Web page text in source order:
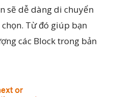
sẽ dễ dàng di chuyển
Từ đó giúp bạn
các Block trong bản